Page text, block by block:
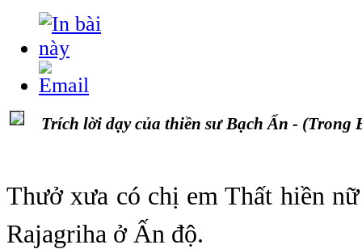
Trích lời dạy của thiền sư Bạch Ẩn - (Trong
Thưở xưa có chị em Thất hiền
Rajagriha ở Ấn độ.